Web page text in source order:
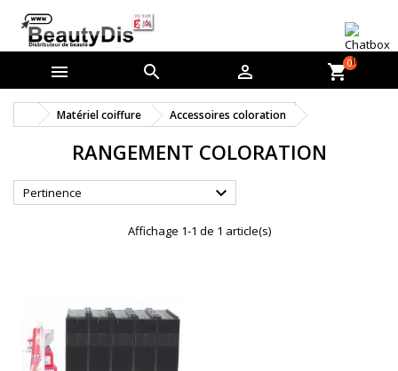
   shopping_cart0
Matériel coiffure Accessoires coloration
RANGEMENT COLORATION
Pertinence 
Affichage 1-1 de 1 article(s)